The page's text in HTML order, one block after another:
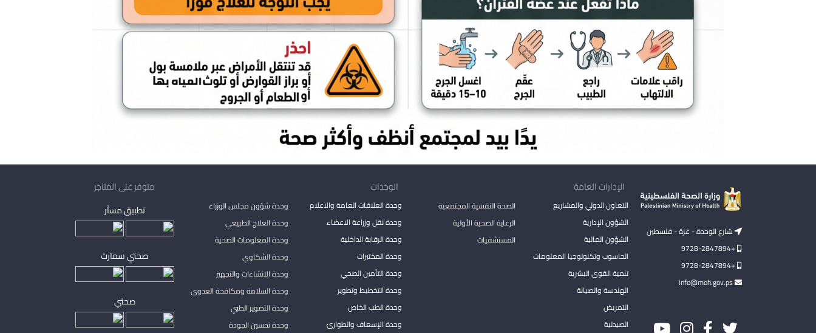
شارع الوحدة - غزة - فلسطين
+9728-2847894
+9728-2847894
الإدارات العامة
التعاون الدولي والمشاريع
الشؤون الإدارية
الشؤون المالية
الحاسوب وتكنولوجيا المعلومات
تنمية القوى البشرية
الهندسة والصيانة
التمريض
الصيدلية
الصحة النفسية المجتمعية
الرعاية الصحية الأولية
المستشفيات
الوحدات
وحدة العلاقات العامة والاعلام
وحدة نقل وزراعة الاعضاء
وحدة الرقابة الداخلية
وحدة المختبرات
وحدة التأمين الصحي
وحدة التخطيط وتطوير
وحدة الطب الخاص
وحدة الإسعاف والطوارئ
وحدة شؤون مجلس الوزراء
وحدة العلاج الطبيعي
وحدة المعلومات الصحية
وحدة الشكاوي
وحدة الانشاءات والتجهيز
وحدة السلامة ومكافحة العدوى
وحدة التصوير الطبي
وحدة تحسين الجودة
متوفر على المتاجر
تطبيق مساْر
صحتي سمارت
صحتي